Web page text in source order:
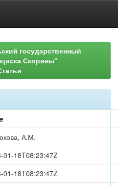
государственный
Скорины"
А.М.
01-18T08:23:47Z
01-18T08:23:47Z